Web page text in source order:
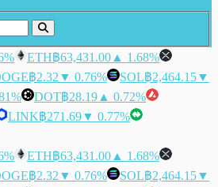
ETH฿63,431.00 ▲ 1.68%
฿2.32 ▼ 0.76% SOL฿2,464.15▼
DOT฿28.19 ▲ 0.72%
LINK฿271.69▼ 0.77%
ETH฿63,431.00 ▲ 1.68%
฿2.32 ▼ 0.76% SOL฿2,464.15▼